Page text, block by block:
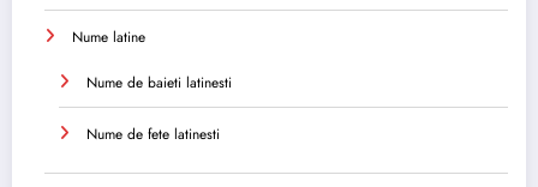
Nume latine
Nume de baieti latinesti
Nume de fete latinesti